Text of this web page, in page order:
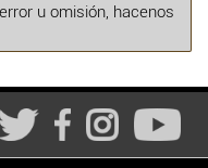
u omisión, hacenos